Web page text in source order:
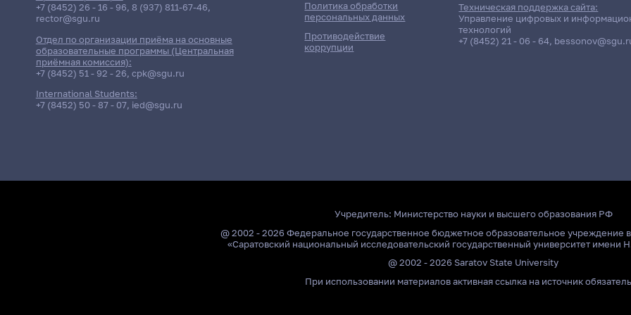
Дата
Биомедицинские вычислительные системы и комплексы
Храмков Алексей
Дифференцированный зачет
Курсовая работа
Караваев
Медицинская биохимия
+7 (8452) 26 - 16 - 96, 8 (937) 811-67-46,
rector@sgu.ru
Отдел по организации приёма на основные
образовательные программы (Центральная
приёмная комиссия):
+7 (8452) 51 - 92 - 26, cpk@sgu.ru
International Students:
+7 (8452) 50 - 87 - 07, ied@sgu.ru
Политика обработки
персональных данных
Противодействие
коррупции
Техническая поддержка сайта:
Управление цифровых и
технологий
+7 (8452) 21 - 06 - 64,
Учредитель: Министерство науки и высшего образования РФ
@ 2002 - 2026 Федеральное государственное бюджетное образовательное учреждение
«Саратовский национальный исследовательский государственный университет имени
@ 2002 - 2026 Saratov State University
При использовании материалов активная ссылка на источник